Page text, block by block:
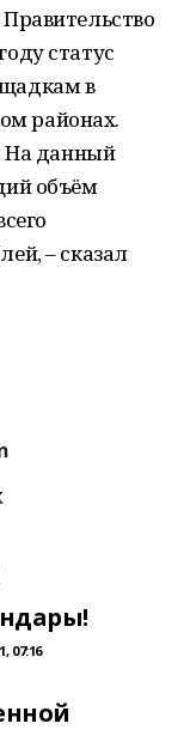
статус
в
районах.
На данный
объём
– сказал
07:16